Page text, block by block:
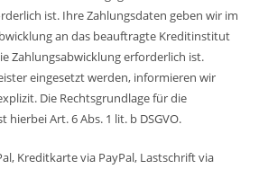
ist. Ihre Zahlungsdaten geben wir im
an das beauftragte Kreditinstitut
Zahlungsabwicklung erforderlich ist.
eingesetzt werden, informieren wir
Die Rechtsgrundlage für die
hierbei Art. 6 Abs. 1 lit. b DSGVO.
Kreditkarte via PayPal, Lastschrift via